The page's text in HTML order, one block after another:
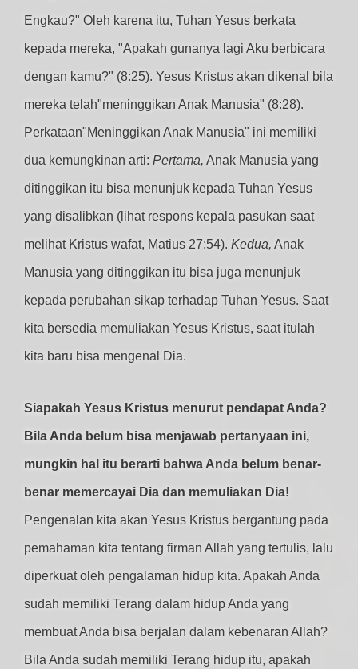
Engkau?" Oleh karena itu, Tuhan Yesus berkata
kepada mereka, "Apakah gunanya lagi Aku berbicara
dengan kamu?" (8:25). Yesus Kristus akan dikenal bila
mereka telah"meninggikan Anak Manusia" (8:28).
Perkataan"Meninggikan Anak Manusia" ini memiliki
dua kemungkinan arti: Pertama, Anak Manusia yang
ditinggikan itu bisa menunjuk kepada Tuhan Yesus
yang disalibkan (lihat respons kepala pasukan saat
melihat Kristus wafat, Matius 27:54). Kedua, Anak
Manusia yang ditinggikan itu bisa juga menunjuk
kepada perubahan sikap terhadap Tuhan Yesus. Saat
kita bersedia memuliakan Yesus Kristus, saat itulah
kita baru bisa mengenal Dia.
Siapakah Yesus Kristus menurut pendapat Anda?
Bila Anda belum bisa menjawab pertanyaan ini,
mungkin hal itu berarti bahwa Anda belum benar-
benar memercayai Dia dan memuliakan Dia!
Pengenalan kita akan Yesus Kristus bergantung pada
pemahaman kita tentang firman Allah yang tertulis, lalu
diperkuat oleh pengalaman hidup kita. Apakah Anda
sudah memiliki Terang dalam hidup Anda yang
membuat Anda bisa berjalan dalam kebenaran Allah?
Bila Anda sudah memiliki Terang hidup itu, apakah